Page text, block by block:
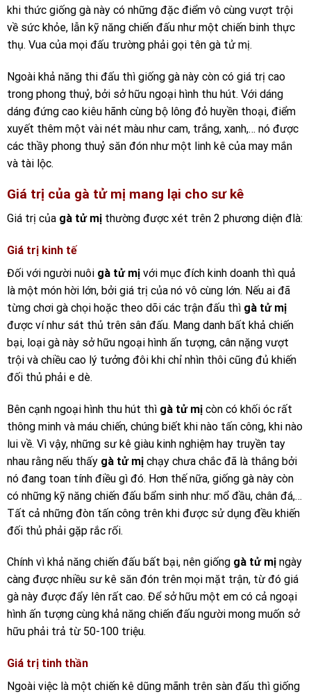
khi thức giống gà này có những đặc điểm vô cùng vượt trội
về sức khỏe, lẫn kỹ năng chiến đấu như một chiến binh thực
thụ. Vua của mọi đấu trường phải gọi tên gà tử mị.
Ngoài khả năng thi đấu thì giống gà này còn có giá trị cao
trong phong thuỷ, bởi sở hữu ngoại hình thu hút. Với dáng
dáng đứng cao kiêu hãnh cùng bộ lông đỏ huyền thoại, điểm
xuyết thêm một vài nét màu như cam, trắng, xanh,… nó được
các thầy phong thuỷ săn đón như một linh kê của may mắn
và tài lộc.
Giá trị của gà tử mị mang lại cho sư kê
Giá trị của gà tử mị thường được xét trên 2 phương diện đlà:
Giá trị kinh tế
Đối với người nuôi gà tử mị với mục đích kinh doanh thì quả
là một món hời lớn, bởi giá trị của nó vô cùng lớn. Nếu ai đã
từng chơi gà chọi hoặc theo dõi các trận đấu thì gà tử mị
được ví như sát thủ trên sân đấu. Mang danh bất khả chiến
bại, loại gà này sở hữu ngoại hình ấn tượng, cân nặng vượt
trội và chiều cao lý tưởng đôi khi chỉ nhìn thôi cũng đủ khiến
đối thủ phải e dè.
Bên cạnh ngoại hình thu hút thì gà tử mị còn có khối óc rất
thông minh và máu chiến, chúng biết khi nào tấn công, khi nào
lui về. Vì vậy, những sư kê giàu kinh nghiệm hay truyền tay
nhau rằng nếu thấy gà tử mị chạy chưa chắc đã là thắng bởi
nó đang toan tính điều gì đó. Hơn thế nữa, giống gà này còn
có những kỹ năng chiến đấu bẩm sinh như: mổ đầu, chân đá,…
Tất cả những đòn tấn công trên khi được sử dụng đều khiến
đối thủ phải gặp rắc rối.
Chính vì khả năng chiến đấu bất bại, nên giống gà tử mị ngày
càng được nhiều sư kê săn đón trên mọi mặt trận, từ đó giá
gà này được đẩy lên rất cao. Để sở hữu một em có cả ngoại
hình ấn tượng cùng khả năng chiến đấu người mong muốn sở
hữu phải trả từ 50-100 triệu.
Giá trị tinh thần
Ngoài việc là một chiến kê dũng mãnh trên sàn đấu thì giống